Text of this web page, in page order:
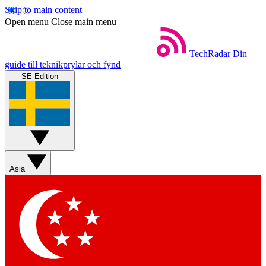
Skip to main content
Open menu Close main menu
TechRadar Din
guide till teknikprylar och fynd
SE Edition
Asia